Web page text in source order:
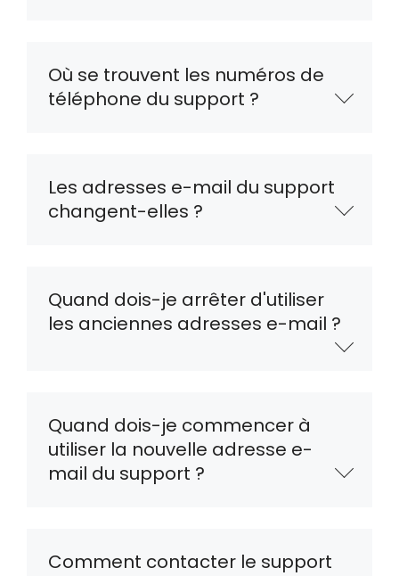
Où se trouvent les numéros de
téléphone du support ?
Les adresses e-mail du support
changent-elles ?
Quand dois-je arrêter d'utiliser
les anciennes adresses e-mail ?
Quand dois-je commencer à
utiliser la nouvelle adresse e-
mail du support ?
Comment contacter le support